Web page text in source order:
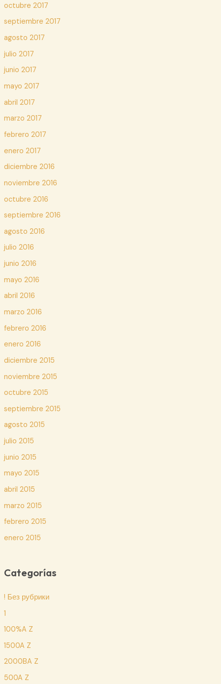
octubre 2017
septiembre 2017
agosto 2017
julio 2017
junio 2017
mayo 2017
abril 2017
marzo 2017
febrero 2017
enero 2017
diciembre 2016
noviembre 2016
octubre 2016
septiembre 2016
agosto 2016
julio 2016
junio 2016
mayo 2016
abril 2016
marzo 2016
febrero 2016
enero 2016
diciembre 2015
noviembre 2015
octubre 2015
septiembre 2015
agosto 2015
julio 2015
junio 2015
mayo 2015
abril 2015
marzo 2015
febrero 2015
enero 2015
Categorías
! Без рубрики
1
100%A Z
1500A Z
2000BA Z
500A Z